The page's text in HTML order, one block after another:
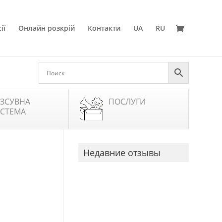
Онлайн розкрій Контакти UA RU
ПОСЛУГИ
Недавние отзывы